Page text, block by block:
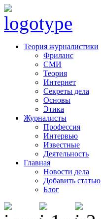
Теория журналистики
Фриланс
СМИ
Теория
Интернет
Секреты дела
Основы
Этика
Журналисты
Профессия
Интервью
Известные
Деятельность
Главная
Новости дела
Добавить статью
Блог